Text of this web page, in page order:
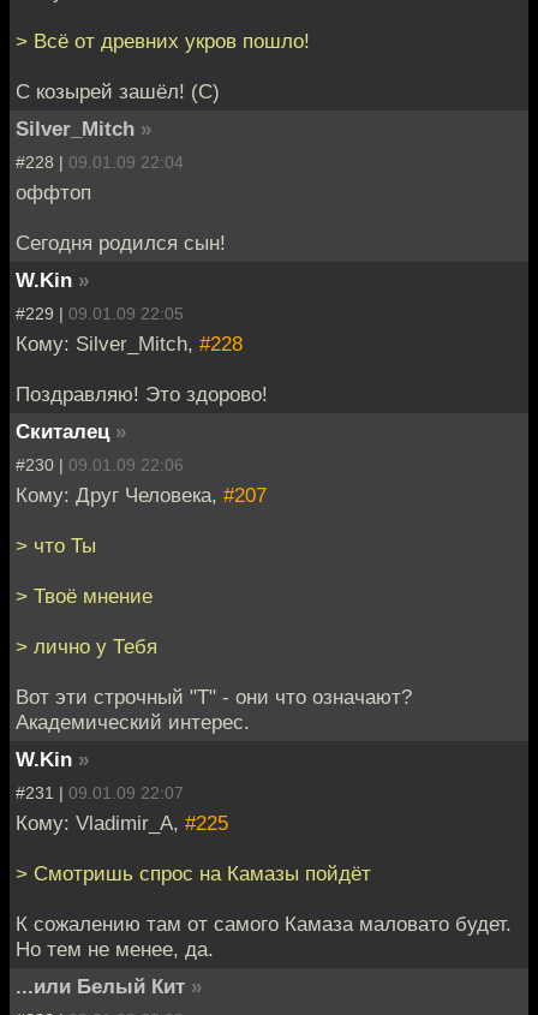
> Всё от древних укров пошло!
С козырей зашёл! (С)
Silver_Mitch »
#228 | 09.01.09 22:04
оффтоп
Сегодня родился сын!
W.Kin »
#229 | 09.01.09 22:05
Кому: Silver_Mitch, #228
Поздравляю! Это здорово!
Скиталец »
#230 | 09.01.09 22:06
Кому: Друг Человека, #207
> что Ты
> Твоё мнение
> лично у Тебя
Вот эти строчный "Т" - они что означают?
Академический интерес.
W.Kin »
#231 | 09.01.09 22:07
Кому: Vladimir_A, #225
> Смотришь спрос на Камазы пойдёт
К сожалению там от самого Камаза маловато будет.
Но тем не менее, да.
...или Белый Кит »